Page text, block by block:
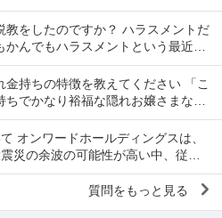
した結果、仕事内容を...
教をしたのですか？ ハラスメントだ
んでもハラスメントという最近の
橋本愛からすれば良い気...
持ちの特徴を教えてください 「こ
でかなり裕福な隠れお嬢さまなん
えてください 私の...
オンワードホールディングスは、
災の余波の可能性が高い中、従業
への預け入れ）を優先さ...
質問をもっと見る